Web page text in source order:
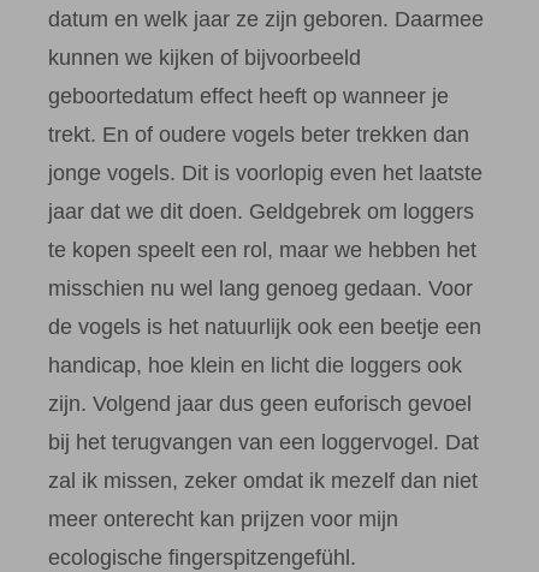
datum en welk jaar ze zijn geboren. Daarmee
kunnen we kijken of bijvoorbeeld
geboortedatum effect heeft op wanneer je
trekt. En of oudere vogels beter trekken dan
jonge vogels. Dit is voorlopig even het laatste
jaar dat we dit doen. Geldgebrek om loggers
te kopen speelt een rol, maar we hebben het
misschien nu wel lang genoeg gedaan. Voor
de vogels is het natuurlijk ook een beetje een
handicap, hoe klein en licht die loggers ook
zijn. Volgend jaar dus geen euforisch gevoel
bij het terugvangen van een loggervogel. Dat
zal ik missen, zeker omdat ik mezelf dan niet
meer onterecht kan prijzen voor mijn
ecologische fingerspitzengefühl.